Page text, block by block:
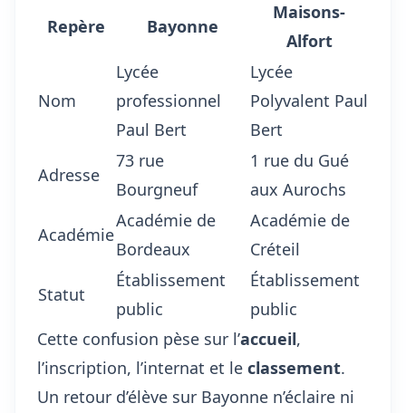
Repère Bayonne
Maisons-
Alfort
Nom
Lycée
professionnel
Paul Bert
Lycée
Polyvalent Paul
Bert
Adresse
73 rue
Bourgneuf
1 rue du Gué
aux Aurochs
Académie
Académie de
Bordeaux
Académie de
Créteil
Statut
Établissement
public
Établissement
public
Cette confusion pèse sur l’accueil,
l’inscription, l’internat et le classement.
Un retour d’élève sur Bayonne n’éclaire ni